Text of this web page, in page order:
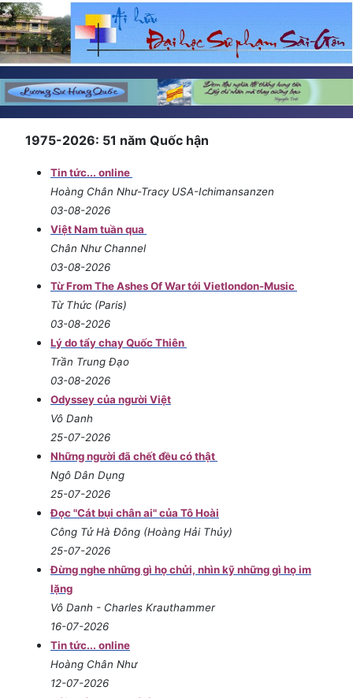
1975-2026: 51 năm Quốc hận
Tin tức... online
Hoàng Chân Như-Tracy USA-Ichimansanzen
03-08-2026
Việt Nam tuần qua
Chân Như Channel
03-08-2026
Từ From The Ashes Of War tới Vietlondon-Music
Từ Thức (Paris)
03-08-2026
Lý do tẩy chay Quốc Thiên
Trần Trung Đạo
03-08-2026
Odyssey của người Việt
Vô Danh
25-07-2026
Những người đã chết đều có thật
Ngô Dân Dụng
25-07-2026
Đọc "Cát bụi chân ai" của Tô Hoài
Công Tử Hà Đông (Hoàng Hải Thủy)
25-07-2026
Đừng nghe những gì họ chửi, nhìn kỹ những gì họ im
lặng
Vô Danh - Charles Krauthammer
16-07-2026
Tin tức... online
Hoàng Chân Như
12-07-2026